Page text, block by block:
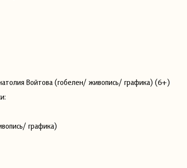
Войтова (гобелен/ живопись/ графика) (6+)
графика)